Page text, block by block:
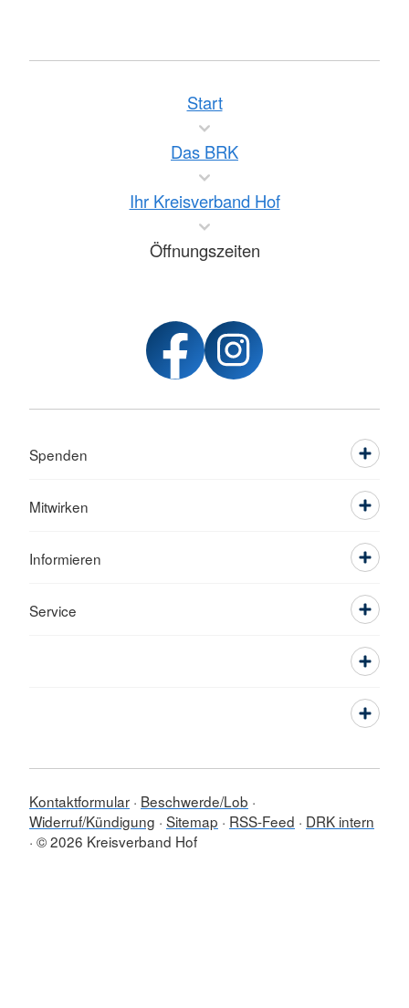
Start
Das BRK
Ihr Kreisverband Hof
Öffnungszeiten
Spenden
Mitwirken
Informieren
Service
Kontaktformular Beschwerde/Lob
Widerruf/Kündigung Sitemap RSS-Feed
DRK intern
© 2026 Kreisverband Hof